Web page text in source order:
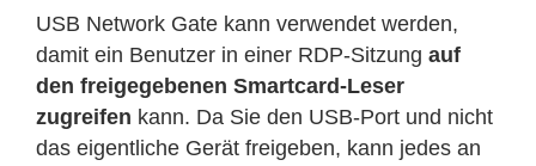
USB Network Gate kann verwendet werden,
damit ein Benutzer in einer RDP-Sitzung auf
den freigegebenen Smartcard-Leser
zugreifen kann. Da Sie den USB-Port und nicht
das eigentliche Gerät freigeben, kann jedes an